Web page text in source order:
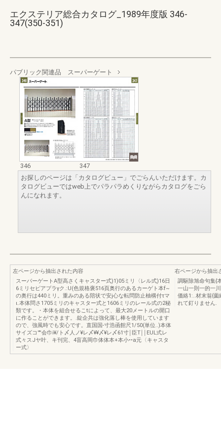
エクステリア総合カタログ_1989年度版 346-
347(350-351)
パブリック関連品 スーパーゲート
346
347
お探しのページは「カタログビュー」でごらんいただけます。カ
タログビューではweb上でパラパラめくりながらカタログをごら
んになれます。
左ページから抽出された内容
スーパーゲートA型高さくキャスター式)1)05ミリ〈レル式)16日
6ミリセピアプラγク.:U(色規格褒516頁奥行のあるカーゲト本f~
の奥行は440ミリ。重みのある陪状で安j心な転問防止柚構付τマ
ι.本体問さ1705ミリのキャスター式と1606ミリのレール式の2秘
類です。・本体を組合せるこtによって、最大20メートルの開口
に作ることができます。.錠企共は強化落し棒を使用しています
ので、強風時でも安心です。直国国-寸浩函館尺1/50(単位..)本体
サイズコ'"'会巾i¥/ト〆人ノ¥レ〆¥¥〆¥レ〆61寸￨臣T￨￨EUL式レ
式々スJヤ叶、キ刊完、4盲高岡巾体体本+本小••a元〈キャスタ
ー式〉
右ページから抽出
調駆除旭命句集{
一山一則一的一川
価絡1:..材末翁{
れて釘りません.